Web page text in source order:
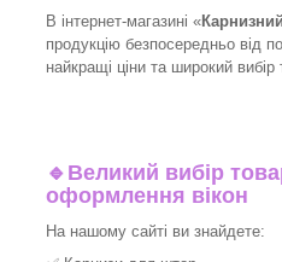
В інтернет-магазині «
продукцію безпосередньо від
найкращі ціни та широкий вибір
🔹 Великий вибір
оформлення вікон
На нашому сайті ви знайдете: